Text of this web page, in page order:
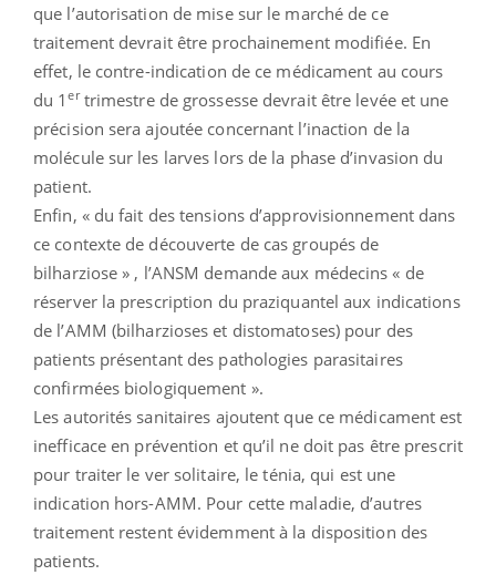
que l’autorisation de mise sur le marché de ce
traitement devrait être prochainement modifiée. En
effet, le contre-indication de ce médicament au cours
du 1ertrimestre de grossesse devrait être levée et une
précision sera ajoutée concernant l’inaction de la
molécule sur les larves lors de la phase d’invasion du
patient.
Enfin, « du fait des tensions d’approvisionnement dans
ce contexte de découverte de cas groupés de
bilharziose » , l’ANSM demande aux médecins « de
réserver la prescription du praziquantel aux indications
de l’AMM (bilharzioses et distomatoses) pour des
patients présentant des pathologies parasitaires
confirmées biologiquement ».
Les autorités sanitaires ajoutent que ce médicament est
inefficace en prévention et qu’il ne doit pas être prescrit
pour traiter le ver solitaire, le ténia, qui est une
indication hors-AMM. Pour cette maladie, d’autres
traitement restent évidemment à la disposition des
patients.